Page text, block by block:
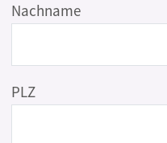
Nachname
PLZ